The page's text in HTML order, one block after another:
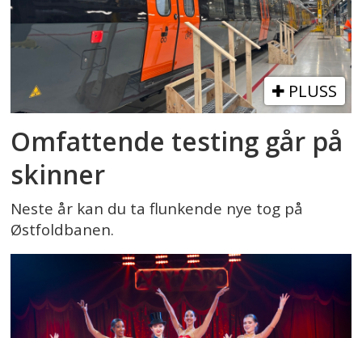
PLUSS
Omfattende testing går på
skinner
Neste år kan du ta flunkende nye tog på
Østfoldbanen.